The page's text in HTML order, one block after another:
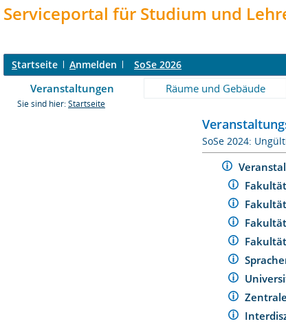
Serviceportal für Studium und
Startseite Anmelden SoSe 2026
Veranstaltungen Räume und Gebäude
Sie sind hier: Startseite
SoSe 2024: